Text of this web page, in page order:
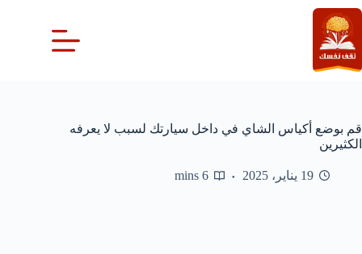
التجاوز
إلى
المحتوى
قم بوضع أكياس الشاي في داخل سيارتك لسبب لا يعرفه
الكثيرين
19 يناير، 2025 6 mins